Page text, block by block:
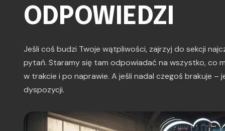
ODPOWIEDZI
Jeśli coś budzi Twoje wątpliwości, zajrzyj do sekcji
pytań. Staramy się tam odpowiadać na wszystko, co
w trakcie i po naprawie. A jeśli nadal czegoś brakuje –
dyspozycji.